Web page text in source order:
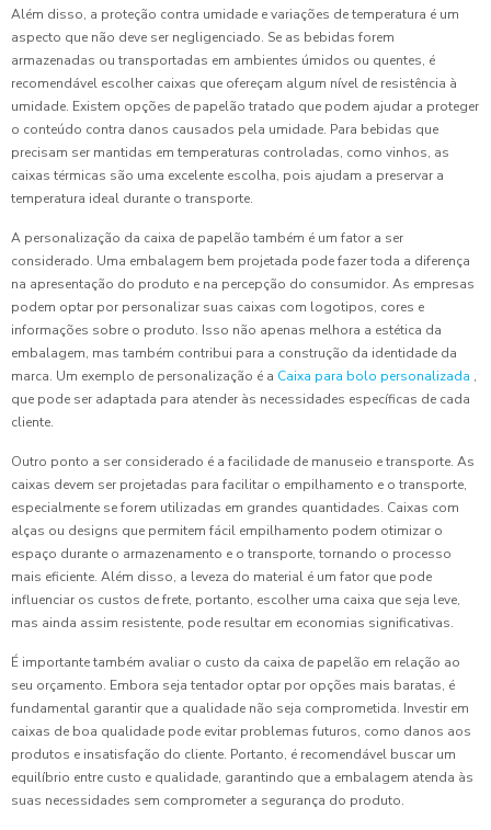
Além disso, a proteção contra umidade e variações de temperatura é um
aspecto que não deve ser negligenciado. Se as bebidas forem
armazenadas ou transportadas em ambientes úmidos ou quentes, é
recomendável escolher caixas que ofereçam algum nível de resistência à
umidade. Existem opções de papelão tratado que podem ajudar a proteger
o conteúdo contra danos causados pela umidade. Para bebidas que
precisam ser mantidas em temperaturas controladas, como vinhos, as
caixas térmicas são uma excelente escolha, pois ajudam a preservar a
temperatura ideal durante o transporte.
A personalização da caixa de papelão também é um fator a ser
considerado. Uma embalagem bem projetada pode fazer toda a diferença
na apresentação do produto e na percepção do consumidor. As empresas
podem optar por personalizar suas caixas com logotipos, cores e
informações sobre o produto. Isso não apenas melhora a estética da
embalagem, mas também contribui para a construção da identidade da
marca. Um exemplo de personalização é a Caixa para bolo personalizada ,
que pode ser adaptada para atender às necessidades específicas de cada
cliente.
Outro ponto a ser considerado é a facilidade de manuseio e transporte. As
caixas devem ser projetadas para facilitar o empilhamento e o transporte,
especialmente se forem utilizadas em grandes quantidades. Caixas com
alças ou designs que permitem fácil empilhamento podem otimizar o
espaço durante o armazenamento e o transporte, tornando o processo
mais eficiente. Além disso, a leveza do material é um fator que pode
influenciar os custos de frete, portanto, escolher uma caixa que seja leve,
mas ainda assim resistente, pode resultar em economias significativas.
É importante também avaliar o custo da caixa de papelão em relação ao
seu orçamento. Embora seja tentador optar por opções mais baratas, é
fundamental garantir que a qualidade não seja comprometida. Investir em
caixas de boa qualidade pode evitar problemas futuros, como danos aos
produtos e insatisfação do cliente. Portanto, é recomendável buscar um
equilíbrio entre custo e qualidade, garantindo que a embalagem atenda às
suas necessidades sem comprometer a segurança do produto.